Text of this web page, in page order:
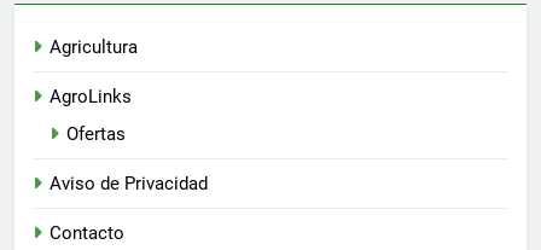
Agricultura
AgroLinks
Ofertas
Aviso de Privacidad
Contacto